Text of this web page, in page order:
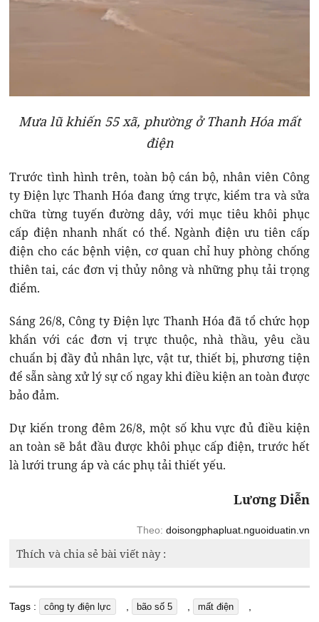
Mưa lũ khiến 55 xã, phường ở Thanh Hóa mất
điện
Trước tình hình trên, toàn bộ cán bộ, nhân viên Công
ty Điện lực Thanh Hóa đang ứng trực, kiểm tra và sửa
chữa từng tuyến đường dây, với mục tiêu khôi phục
cấp điện nhanh nhất có thể. Ngành điện ưu tiên cấp
điện cho các bệnh viện, cơ quan chỉ huy phòng chống
thiên tai, các đơn vị thủy nông và những phụ tải trọng
điểm.
Sáng 26/8, Công ty Điện lực Thanh Hóa đã tổ chức họp
khẩn với các đơn vị trực thuộc, nhà thầu, yêu cầu
chuẩn bị đầy đủ nhân lực, vật tư, thiết bị, phương tiện
để sẵn sàng xử lý sự cố ngay khi điều kiện an toàn được
bảo đảm.
Dự kiến trong đêm 26/8, một số khu vực đủ điều kiện
an toàn sẽ bắt đầu được khôi phục cấp điện, trước hết
là lưới trung áp và các phụ tải thiết yếu.
Lương Diễn
Theo: doisongphapluat.nguoiduatin.vn
Thích và chia sẻ bài viết này :
Tags : công ty điện lực bão số 5 mất điện